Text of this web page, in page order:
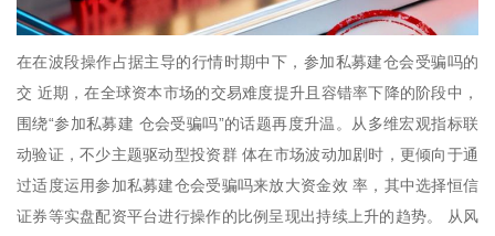
在在波段操作占据主导的行情时期中下，参加私募建仓会受骗吗的
交 近期，在全球资本市场的交易难度提升且容错率下降的阶段中，
围绕“参加私募建 仓会受骗吗”的话题再度升温。从多维宏观指标联
动验证，不少主题驱动型投资群 体在市场波动加剧时，更倾向于通
过适度运用参加私募建仓会受骗吗来放大资金效 率，其中选择恒信
证券等实盘配资平台进行操作的比例呈现出持续上升的趋势。 从风